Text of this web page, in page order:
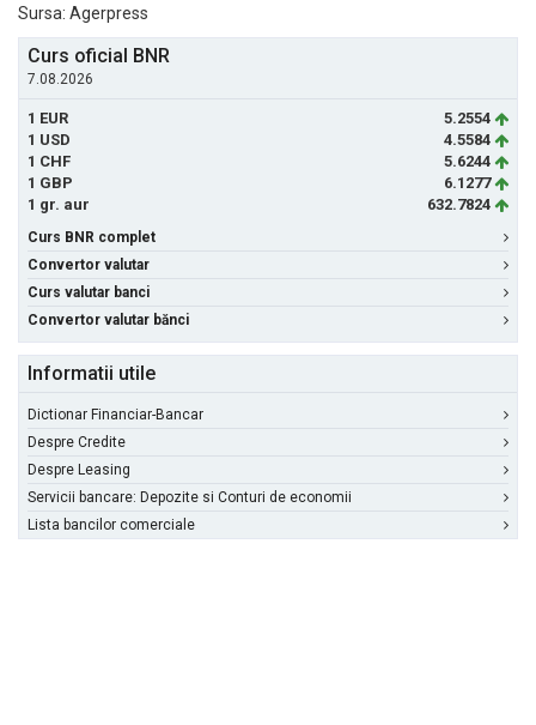
Sursa: Agerpress
Curs oficial BNR
7.08.2026
1 EUR
5.2554
1 USD
4.5584
1 CHF
5.6244
1 GBP
6.1277
1 gr. aur
632.7824
Curs BNR complet
Convertor valutar
Curs valutar banci
Convertor valutar bănci
Informatii utile
Dictionar Financiar-Bancar
Despre Credite
Despre Leasing
Servicii bancare: Depozite si Conturi de economii
Lista bancilor comerciale